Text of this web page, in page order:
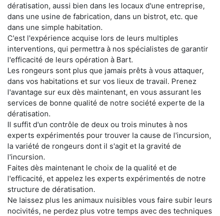
dératisation, aussi bien dans les locaux d'une entreprise,
dans une usine de fabrication, dans un bistrot, etc. que
dans une simple habitation.
C'est l'expérience acquise lors de leurs multiples
interventions, qui permettra à nos spécialistes de garantir
l'efficacité de leurs opération à Bart.
Les rongeurs sont plus que jamais prêts à vous attaquer,
dans vos habitations et sur vos lieux de travail. Prenez
l'avantage sur eux dès maintenant, en vous assurant les
services de bonne qualité de notre société experte de la
dératisation.
Il suffit d'un contrôle de deux ou trois minutes à nos
experts expérimentés pour trouver la cause de l'incursion,
la variété de rongeurs dont il s'agit et la gravité de
l'incursion.
Faites dès maintenant le choix de la qualité et de
l'efficacité, et appelez les experts expérimentés de notre
structure de dératisation.
Ne laissez plus les animaux nuisibles vous faire subir leurs
nocivités, ne perdez plus votre temps avec des techniques